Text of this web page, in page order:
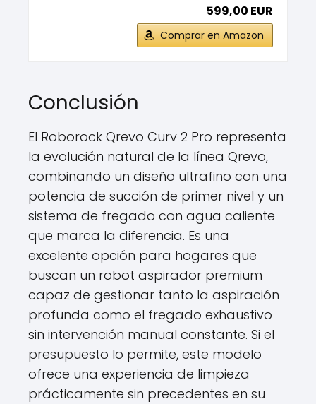
599,00 EUR
Comprar en Amazon
Conclusión
El Roborock Qrevo Curv 2 Pro representa
la evolución natural de la línea Qrevo,
combinando un diseño ultrafino con una
potencia de succión de primer nivel y un
sistema de fregado con agua caliente
que marca la diferencia. Es una
excelente opción para hogares que
buscan un robot aspirador premium
capaz de gestionar tanto la aspiración
profunda como el fregado exhaustivo
sin intervención manual constante. Si el
presupuesto lo permite, este modelo
ofrece una experiencia de limpieza
prácticamente sin precedentes en su